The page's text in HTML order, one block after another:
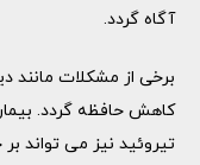
آگاه گردد.
برخی از مشکلات مانند
کاهش حافظه گردد.
تیروئید نیز می تواند